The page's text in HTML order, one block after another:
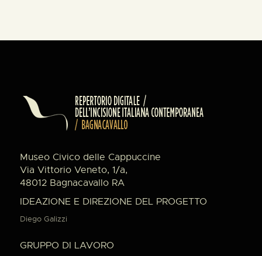
Museo Civico delle Cappuccine
Via Vittorio Veneto, 1/a,
48012 Bagnacavallo RA
IDEAZIONE E DIREZIONE DEL PROGETTO
Diego Galizzi
GRUPPO DI LAVORO